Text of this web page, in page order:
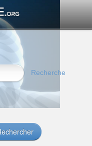
Recherche